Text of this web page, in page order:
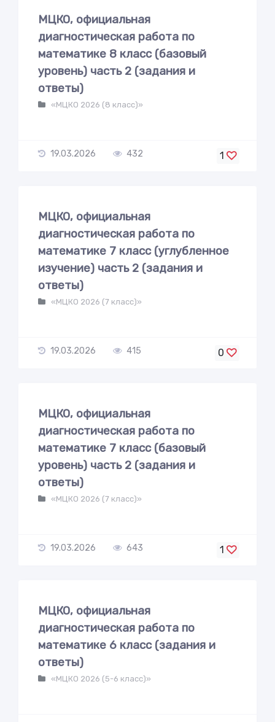
МЦКО, официальная
диагностическая работа по
математике 8 класс (базовый
уровень) часть 2 (задания и
ответы)
«МЦКО 2026 (8 класс)»
19.03.2026 432 1
МЦКО, официальная
диагностическая работа по
математике 7 класс (углубленное
изучение) часть 2 (задания и
ответы)
«МЦКО 2026 (7 класс)»
19.03.2026 415 0
МЦКО, официальная
диагностическая работа по
математике 7 класс (базовый
уровень) часть 2 (задания и
ответы)
«МЦКО 2026 (7 класс)»
19.03.2026 643 1
МЦКО, официальная
диагностическая работа по
математике 6 класс (задания и
ответы)
«МЦКО 2026 (5-6 класс)»